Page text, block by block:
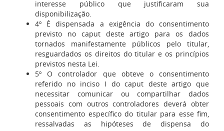
interesse público que justificaram sua
disponibilização.
4º É dispensada a exigência do consentimento
previsto no caput deste artigo para os dados
tornados manifestamente públicos pelo titular,
resguardados os direitos do titular e os princípios
previstos nesta Lei.
5º O controlador que obteve o consentimento
referido no inciso I do caput deste artigo que
necessitar comunicar ou compartilhar dados
pessoais com outros controladores deverá obter
consentimento específico do titular para esse fim,
ressalvadas as hipóteses de dispensa do